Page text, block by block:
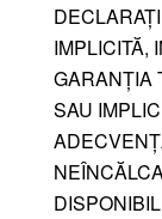
IMPLICITĂ,
GARANȚIA
SAU